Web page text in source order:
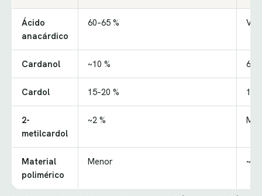
Ácido
anacárdico
60–65 %
Cardanol ~10 %
Cardol 15–20 %
2-
metilcardol
~2 %
Material
polimérico
Menor ~10